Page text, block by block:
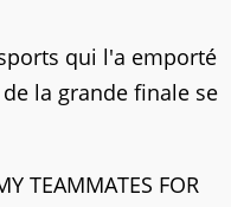
qui l'a emporté
de la grande finale se
TEAMMATES FOR